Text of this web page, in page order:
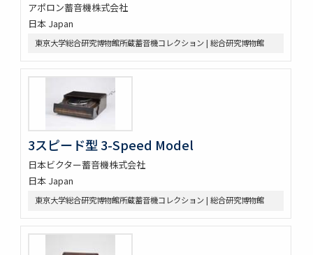
アポロン蓄音機株式会社
日本 Japan
東京大学総合研究博物館所蔵蓄音機コレクション | 総合研究博物館
3スピード型 3-Speed Model
日本ビクター蓄音機株式会社
日本 Japan
東京大学総合研究博物館所蔵蓄音機コレクション | 総合研究博物館